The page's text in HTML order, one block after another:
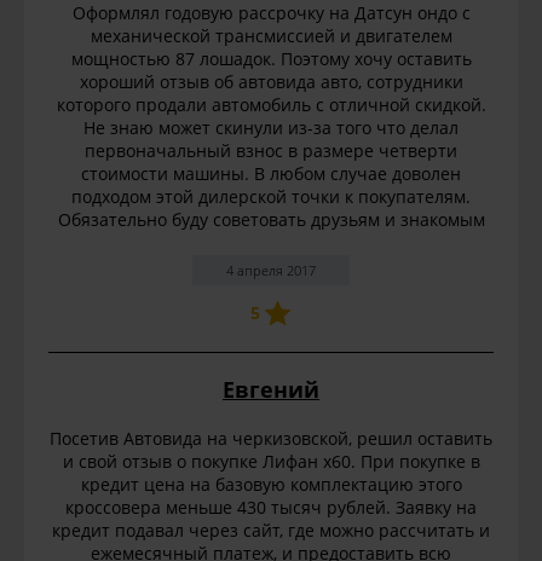
Оформлял годовую рассрочку на Датсун ондо с
механической трансмиссией и двигателем
мощностью 87 лошадок. Поэтому хочу оставить
хороший отзыв об автовида авто, сотрудники
которого продали автомобиль с отличной скидкой.
Не знаю может скинули из-за того что делал
первоначальный взнос в размере четверти
стоимости машины. В любом случае доволен
подходом этой дилерской точки к покупателям.
Обязательно буду советовать друзьям и знакомым
4 апреля 2017
5
Евгений
Посетив Автовида на черкизовской, решил оставить
и свой отзыв о покупке Лифан х60. При покупке в
кредит цена на базовую комплектацию этого
кроссовера меньше 430 тысяч рублей. Заявку на
кредит подавал через сайт, где можно рассчитать и
ежемесячный платеж, и предоставить всю